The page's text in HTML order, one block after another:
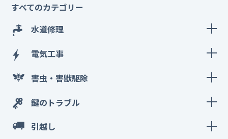
すべてのカテゴリー
水道修理
電気工事
害虫・害獣駆除
鍵のトラブル
引越し